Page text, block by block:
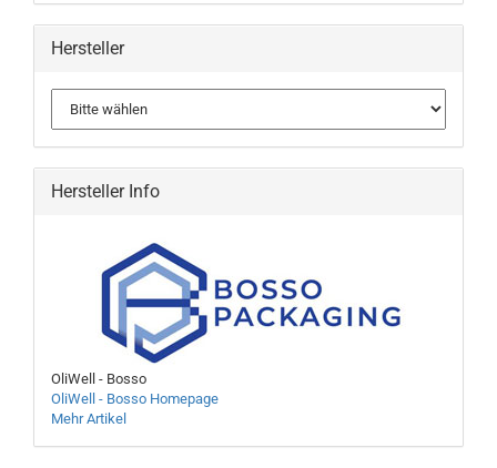
Hersteller
Hersteller Info
OliWell - Bosso
OliWell - Bosso Homepage
Mehr Artikel